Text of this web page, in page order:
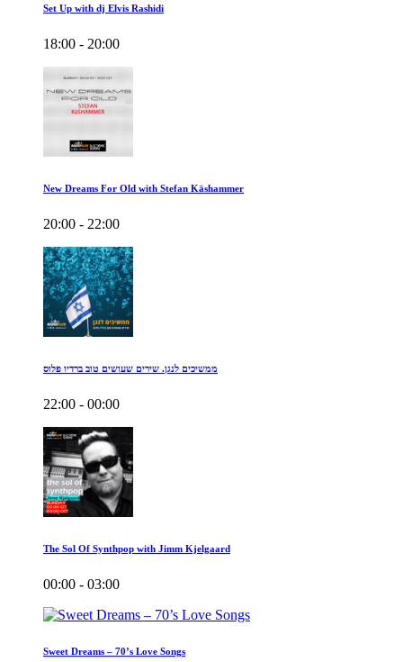
Set Up with dj Elvis Rashidi
18:00 - 20:00
New Dreams For Old with Stefan Käshammer
20:00 - 22:00
ממשיכים לנגן. שירים שעושים טוב ברדיו פלוס
22:00 - 00:00
The Sol Of Synthpop with Jimm Kjelgaard
00:00 - 03:00
Sweet Dreams – 70’s Love Songs